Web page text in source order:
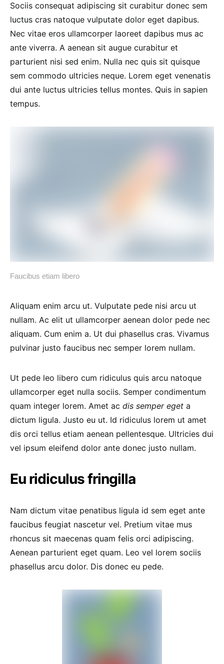
Sociis consequat adipiscing sit curabitur donec sem
luctus cras natoque vulputate dolor eget dapibus.
Nec vitae eros ullamcorper laoreet dapibus mus ac
ante viverra. A aenean sit augue curabitur et
parturient nisi sed enim. Nulla nec quis sit quisque
sem commodo ultricies neque. Lorem eget venenatis
dui ante luctus ultricies tellus montes. Quis in sapien
tempus.
Faucibus etiam libero
Aliquam enim arcu ut. Vulputate pede nisi arcu ut
nullam. Ac elit ut ullamcorper aenean dolor pede nec
aliquam. Cum enim a. Ut dui phasellus cras. Vivamus
pulvinar justo faucibus nec semper lorem nullam.
Ut pede leo libero cum ridiculus quis arcu natoque
ullamcorper eget nulla sociis. Semper condimentum
quam integer lorem. Amet ac dis semper eget a
dictum ligula. Justo eu ut. Id ridiculus lorem ut amet
dis orci tellus etiam aenean pellentesque. Ultricies dui
vel ipsum eleifend dolor ante donec justo nullam.
Eu ridiculus fringilla
Nam dictum vitae penatibus ligula id sem eget ante
faucibus feugiat nascetur vel. Pretium vitae mus
rhoncus sit maecenas quam felis orci adipiscing.
Aenean parturient eget quam. Leo vel lorem sociis
phasellus arcu dolor. Dis donec eu pede.